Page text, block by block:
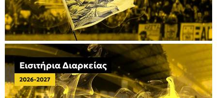
Εισιτήρια Διαρκείας
2026-2027